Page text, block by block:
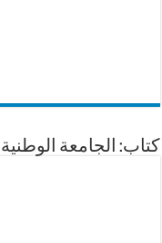
كتاب: الجامعة